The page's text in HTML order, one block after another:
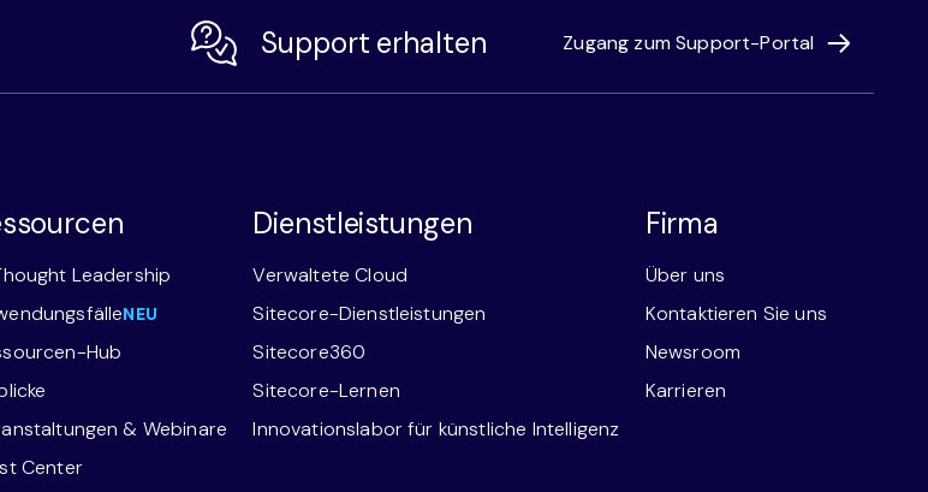
Support erhalten Zugang zum Support-Portal
Leadership
NEU
Hub
& Webinare
Center
Dienstleistungen
Verwaltete Cloud
Sitecore-Dienstleistungen
Sitecore360
Sitecore-Lernen
Innovationslabor für künstliche Intelligenz
Firma
Über uns
Kontaktieren Sie uns
Newsroom
Karrieren